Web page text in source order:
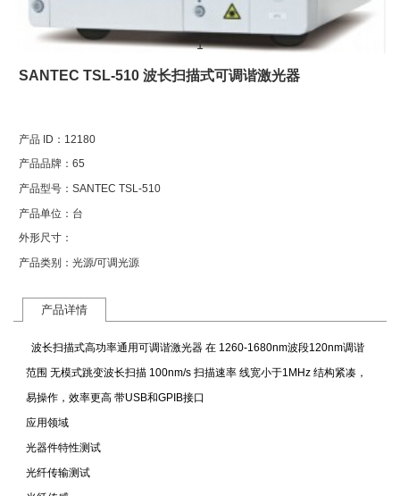
1
SANTEC TSL-510 波长扫描式可调谐激光器
产品 ID： 12180
产品品牌： 65
产品型号： SANTEC TSL-510
产品单位： 台
外形尺寸：
产品类别： 光源/可调光源
产品详情
波长扫描式高功率通用可调谐激光器 在 1260-1680nm波段120nm调谐
范围 无模式跳变波长扫描 100nm/s 扫描速率 线宽小于1MHz 结构紧凑，
易操作，效率更高 带USB和GPIB接口
应用领域
光器件特性测试
光纤传输测试